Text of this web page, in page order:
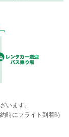
います。
時にフライト到着時